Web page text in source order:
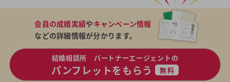
会員の成婚実績やキャンペーン情報
などの詳細情報が分かります。
結婚相談所 パートナーエージェントの
パンフレットをもらう 無料